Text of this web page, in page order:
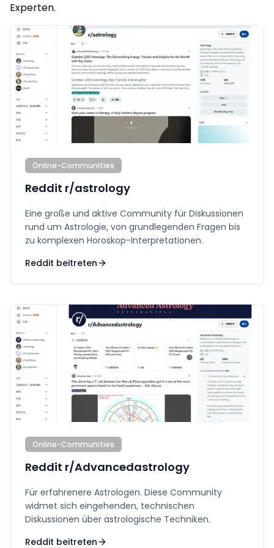
Experten.
Online-Communities
Reddit r/astrology
Eine große und aktive Community für Diskussionen
rund um Astrologie, von grundlegenden Fragen bis
zu komplexen Horoskop-Interpretationen.
Reddit beitreten
Online-Communities
Reddit r/Advancedastrology
Für erfahrenere Astrologen. Diese Community
widmet sich eingehenden, technischen
Diskussionen über astrologische Techniken.
Reddit beitreten